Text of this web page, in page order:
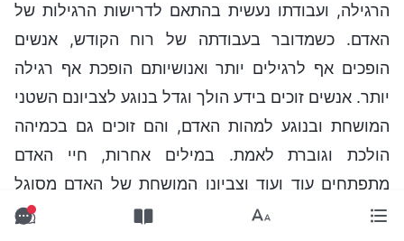
הרגילה, ועבודתו נעשית בהתאם לדרישות הרגילות של
האדם. כשמדובר בעבודתה של רוח הקודש, אנשים
הופכים אף לרגילים יותר ואנושיותם הופכת אף רגילה
יותר. אנשים זוכים בידע הולך וגדל בנוגע לצביונם השטני
המושחת ובנוגע למהות האדם, והם זוכים גם בכמיהה
הולכת וגוברת לאמת. במילים אחרות, חיי האדם
מתפתחים עוד ועוד וצביונו המושחת של האדם מסוגל
עם הזמן ליותר ויותר שינויים – פירוש כל הדברים האלה